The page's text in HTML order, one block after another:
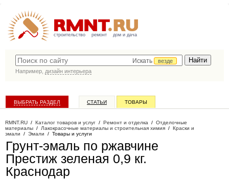
строительство ремонт дом и дача
Искать
везде
Например, дизайн интерьера
ВЫБРАТЬ РАЗДЕЛ СТАТЬИ ТОВАРЫ
RMNT.RU / Каталог товаров и услуг / Ремонт и отделка / Отделочные
материалы / Лакокрасочные материалы и строительная химия / Краски и
эмали / Эмали / Товары и услуги
Грунт-эмаль по ржавчине
Престиж зеленая 0,9 кг.
Краснодар